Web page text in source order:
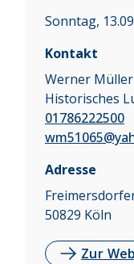
Sonntag,
Kontakt
Werner Müller
Historisches
01786222500
Adresse
50829 Köln
Zur